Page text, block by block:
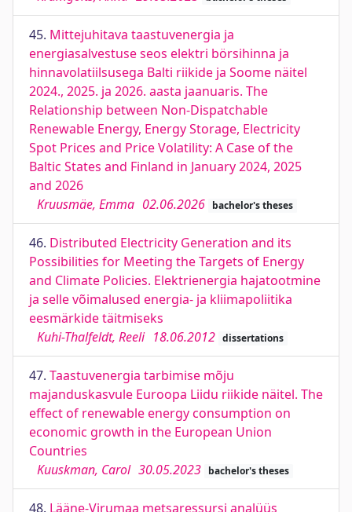
45. Mittejuhitava taastuvenergia ja
energiasalvestuse seos elektri börsihinna ja
hinnavolatiilsusega Balti riikide ja Soome näitel
2024., 2025. ja 2026. aasta jaanuaris. The
Relationship between Non-Dispatchable
Renewable Energy, Energy Storage, Electricity
Spot Prices and Price Volatility: A Case of the
Baltic States and Finland in January 2024, 2025
and 2026
Kruusmäe, Emma 02.06.2026 bachelor's theses
46. Distributed Electricity Generation and its
Possibilities for Meeting the Targets of Energy
and Climate Policies. Elektrienergia hajatootmine
ja selle võimalused energia- ja kliimapoliitika
eesmärkide täitmiseks
Kuhi-Thalfeldt, Reeli 18.06.2012 dissertations
47. Taastuvenergia tarbimise mõju
majanduskasvule Euroopa Liidu riikide näitel. The
effect of renewable energy consumption on
economic growth in the European Union
Countries
Kuuskman, Carol 30.05.2023 bachelor's theses
48. Lääne-Virumaa metsaressursi analüüs